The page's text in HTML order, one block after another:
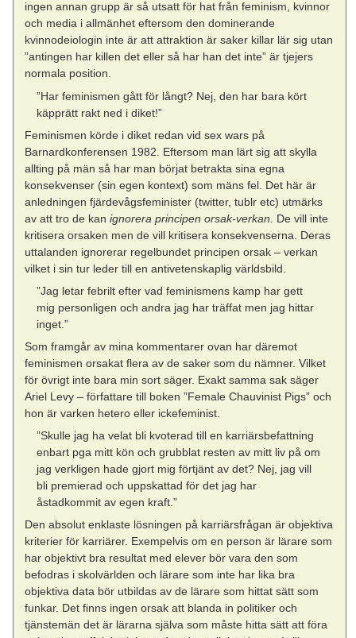
ingen annan grupp är så utsatt för hat från feminism, kvinnor
och media i allmänhet eftersom den dominerande
kvinnodeiologin inte är att attraktion är saker killar lär sig utan
”antingen har killen det eller så har han det inte” är tjejers
normala position.
”Har feminismen gått för långt? Nej, den har bara kört
käpprätt rakt ned i diket!”
Feminismen körde i diket redan vid sex wars på
Barnardkonferensen 1982. Eftersom man lärt sig att skylla
allting på män så har man börjat betrakta sina egna
konsekvenser (sin egen kontext) som mäns fel. Det här är
anledningen fjärdevågsfeminister (twitter, tublr etc) utmärks
av att tro de kanignorera principen orsak-verkan.
De vill inte
kritisera orsaken men de vill kritisera konsekvenserna. Deras
uttalanden ignorerar regelbundet principen orsak – verkan
vilket i sin tur leder till en antivetenskaplig världsbild.
”Jag letar febrilt efter vad feminismens kamp har gett
mig personligen och andra jag har träffat men jag hittar
inget.”
Som framgår av mina kommentarer ovan har däremot
feminismen orsakat flera av de saker som du nämner. Vilket
för övrigt inte bara min sort säger. Exakt samma sak säger
Ariel Levy – författare till boken ”Female Chauvinist Pigs” och
hon är varken hetero eller ickefeminist.
”Skulle jag ha velat bli kvoterad till en karriärsbefattning
enbart pga mitt kön och grubblat resten av mitt liv på om
jag verkligen hade gjort mig förtjänt av det? Nej, jag vill
bli premierad och uppskattad för det jag har
åstadkommit av egen kraft.”
Den absolut enklaste lösningen på karriärsfrågan är objektiva
kriterier för karriärer. Exempelvis om en person är lärare som
har objektivt bra resultat med elever bör vara den som
befodras i skolvärlden och lärare som inte har lika bra
objektiva data bör utbildas av de lärare som hittat sätt som
funkar. Det finns ingen orsak att blanda in politiker och
tjänstemän det är lärarna själva som måste hitta sätt att föra